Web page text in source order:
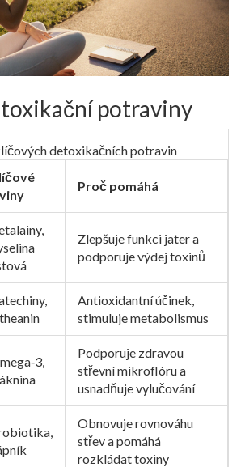
potraviny
detoxikačních potravin
Proč pomáhá
Zlepšuje funkci jater a
podporuje výdej toxinů
Antioxidantní účinek,
stimuluje metabolismus
Podporuje zdravou
střevní mikroflóru a
usnadňuje vylučování
Obnovuje rovnováhu
střev a pomáhá
rozkládat toxiny